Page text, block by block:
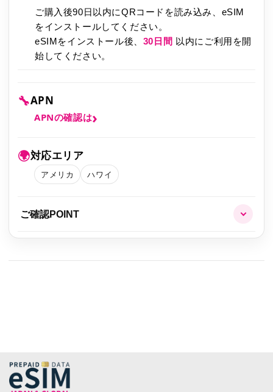
ご購入後90日以内にQRコードを読み込み、eSIM
をインストールしてください。
eSIMをインストール後、 30日間 以内にご利用を開
始してください。
🔧APN
APNの確認は
🌍対応エリア
アメリカ ハワイ
ご確認POINT